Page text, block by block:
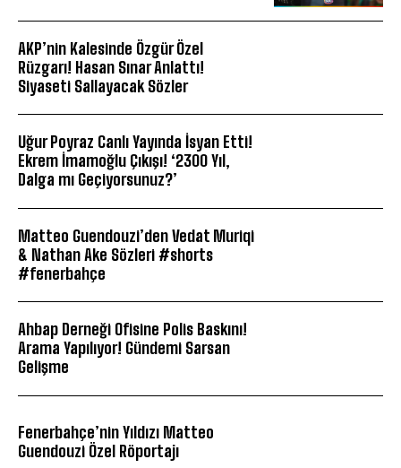
AKP’nin Kalesinde Özgür Özel
Rüzgarı! Hasan Sınar Anlattı!
Siyaseti Sallayacak Sözler
Uğur Poyraz Canlı Yayında İsyan Etti!
Ekrem İmamoğlu Çıkışı! ‘2300 Yıl,
Dalga mı Geçiyorsunuz?’
Matteo Guendouzi’den Vedat Muriqi
& Nathan Ake Sözleri #shorts
#fenerbahçe
Ahbap Derneği Ofisine Polis Baskını!
Arama Yapılıyor! Gündemi Sarsan
Gelişme
Fenerbahçe’nin Yıldızı Matteo
Guendouzi Özel Röportajı